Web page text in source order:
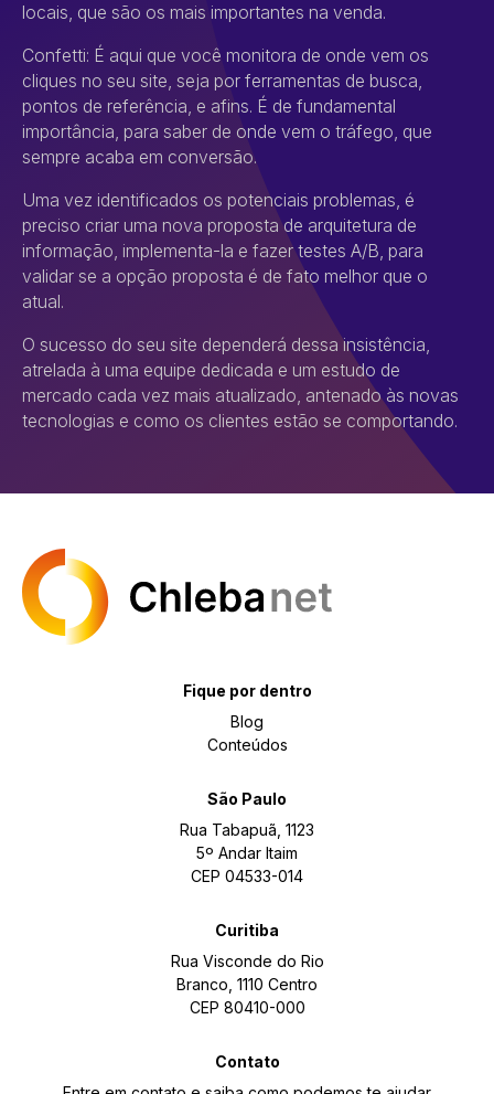
locais, que são os mais importantes na venda.
Confetti: É aqui que você monitora de onde vem os
cliques no seu site, seja por ferramentas de busca,
pontos de referência, e afins. É de fundamental
importância, para saber de onde vem o tráfego, que
sempre acaba em conversão.
Uma vez identificados os potenciais problemas, é
preciso criar uma nova proposta de arquitetura de
informação, implementa-la e fazer testes A/B, para
validar se a opção proposta é de fato melhor que o
atual.
O sucesso do seu site dependerá dessa insistência,
atrelada à uma equipe dedicada e um estudo de
mercado cada vez mais atualizado, antenado às novas
tecnologias e como os clientes estão se comportando.
Fique por dentro
Blog
Conteúdos
São Paulo
Rua Tabapuã, 1123
5º Andar Itaim
CEP 04533-014
Curitiba
Rua Visconde do Rio
Branco, 1110 Centro
CEP 80410-000
Contato